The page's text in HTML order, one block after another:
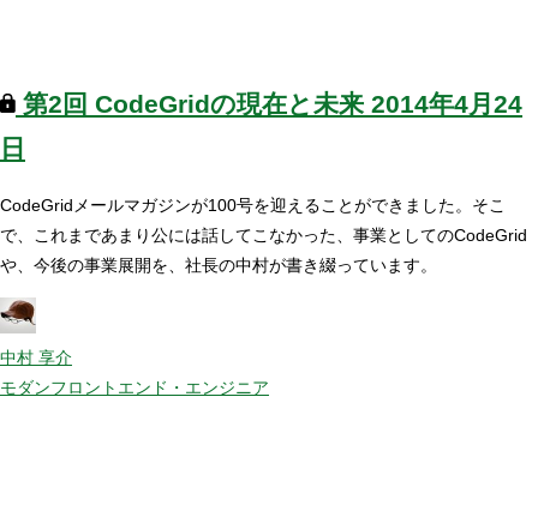
第2回 CodeGridの現在と未来 2014年4月24
日
CodeGridメールマガジンが100号を迎えることができました。そこ
で、これまであまり公には話してこなかった、事業としてのCodeGrid
や、今後の事業展開を、社長の中村が書き綴っています。
中村 享介
モダンフロントエンド・エンジニア